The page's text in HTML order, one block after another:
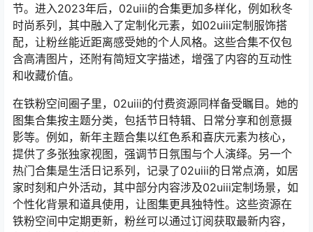
节。进入2023年后，02uiii的合集更加多样化，例如秋冬
时尚系列，其中融入了定制化元素，如02uiii定制服饰搭
配，让粉丝能近距离感受她的个人风格。这些合集不仅包
含高清图片，还附有简短文字描述，增强了内容的互动性
和收藏价值。
在铁粉空间圈子里，02uiii的付费资源同样备受瞩目。她的
图集合集按主题分类，包括节日特辑、日常分享和创意摄
影等。例如，新年主题合集以红色系和喜庆元素为核心，
提供了多张独家视图，强调节日氛围与个人演绎。另一个
热门合集是生活日记系列，记录了02uiii的日常点滴，如居
家时刻和户外活动，其中部分内容涉及02uiii定制场景，如
个性化背景和道具使用，让图集更具独特性。这些资源在
铁粉空间中定期更新，粉丝可以通过订阅获取最新内容，